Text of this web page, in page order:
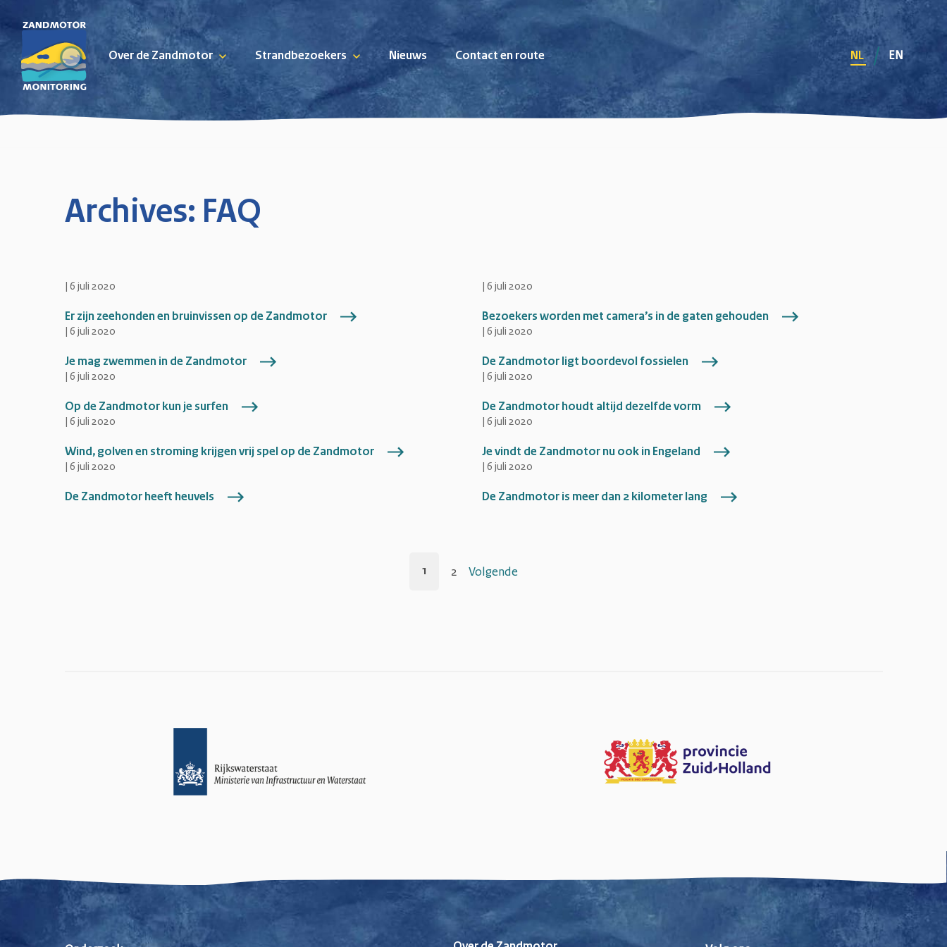
Skip naar content
Over de Zandmotor Strandbezoekers Nieuws Contact en route NL EN
Archives: FAQ
6 juli 2020
Er zijn zeehonden en bruinvissen op de Zandmotor
6 juli 2020
Bezoekers worden met camera’s in de gaten gehouden
6 juli 2020
Je mag zwemmen in de Zandmotor
6 juli 2020
De Zandmotor ligt boordevol fossielen
6 juli 2020
Op de Zandmotor kun je surfen
6 juli 2020
De Zandmotor houdt altijd dezelfde vorm
6 juli 2020
Wind, golven en stroming krijgen vrij spel op de Zandmotor
6 juli 2020
Je vindt de Zandmotor nu ook in Engeland
6 juli 2020
De Zandmotor heeft heuvels
6 juli 2020
De Zandmotor is meer dan 2 kilometer lang
Berichtnavigatie
1 2 Volgende